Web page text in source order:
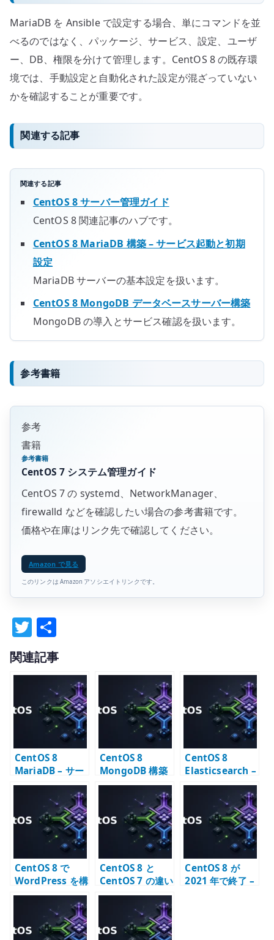
MariaDB を Ansible で設定する場合、単にコマンドを並
べるのではなく、パッケージ、サービス、設定、ユーザ
ー、DB、権限を分けて管理します。CentOS 8 の既存環
境では、手動設定と自動化された設定が混ざっていない
かを確認することが重要です。
関連する記事
関連する記事
CentOS 8 サーバー管理ガイド
CentOS 8 関連記事のハブです。
CentOS 8 MariaDB 構築 – サービス起動と初期
設定
MariaDB サーバーの基本設定を扱います。
CentOS 8 MongoDB データベースサーバー構築
MongoDB の導入とサービス確認を扱います。
参考書籍
参考
書籍
参考書籍
CentOS 7 システム管理ガイド
CentOS 7 の systemd、NetworkManager、
firewalld などを確認したい場合の参考書籍です。
価格や在庫はリンク先で確認してください。
Amazon で見る
このリンクは Amazon アソシエイトリンクです。
T
w
it
te
r
有
関連記事
CentOS 8
MariaDB – サー
ビス起動と初期
CentOS 8
MongoDB 構築
– リポジトリと待
ち受け設定の確
CentOS 8
Elasticsearch –
リポジトリと
JVM 設定
CentOS 8 で
WordPress を構
築した記録 – 現
在は Ubuntu /
Kubernetes 構
成へ読み替える
CentOS 8 と
CentOS 7 の違い
– 移行期に確認す
CentOS 8 が
2021 年で終了 –